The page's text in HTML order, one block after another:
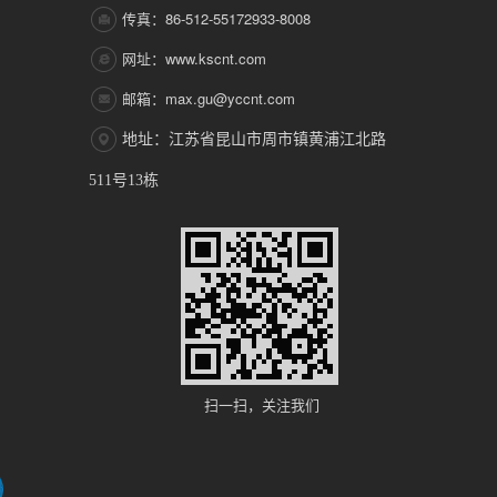
传真：86-512-55172933-8008
网址：www.kscnt.com
邮箱：max.gu@yccnt.com
地址：江苏省昆山市周市镇黄浦江北路
511号13栋
扫一扫，关注我们